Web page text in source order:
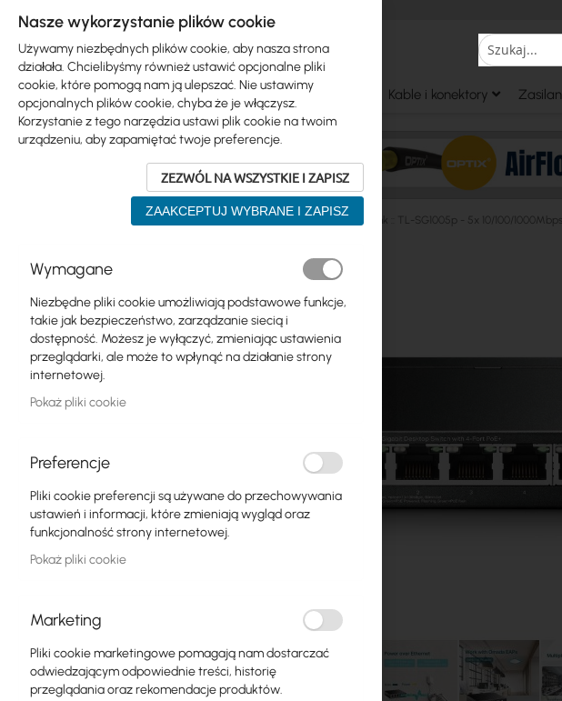
Search
Ubiquiti Mikrotik WiFi & SOHO Kable i konektory
TP-Link :: TL-SG1005p - 5x 10/100/
Skip
product
list
Ubiquiti
Mikrotik
WiFi & SOHO
Anteny
Switch
Punkty dostępowe
Kable koncentryczne
Zasilanie
GPON
Kable LAN
na
galerii
Nasze wykorzystanie plików cookie
Używamy niezbędnych plików cookie, aby nasza strona
działała. Chcielibyśmy również ustawić opcjonalne pliki
cookie, które pomogą nam ją ulepszać. Nie ustawimy
opcjonalnych plików cookie, chyba że je włączysz.
Korzystanie z tego narzędzia ustawi plik cookie na twoim
urządzeniu, aby zapamiętać twoje preferencje.
ZEZWÓL NA WSZYSTKIE I ZAPISZ
ZAAKCEPTUJ WYBRANE I ZAPISZ
Wymagane
Niezbędne pliki cookie umożliwiają podstawowe funkcje,
takie jak bezpieczeństwo, zarządzanie siecią i
dostępność. Możesz je wyłączyć, zmieniając ustawienia
przeglądarki, ale może to wpłynąć na działanie strony
internetowej.
Pokaż pliki cookie
Preferencje
Pliki cookie preferencji są używane do przechowywania
ustawień i informacji, które zmieniają wygląd oraz
funkcjonalność strony internetowej.
Pokaż pliki cookie
Marketing
Pliki cookie marketingowe pomagają nam dostarczać
odwiedzającym odpowiednie treści, historię
przeglądania oraz rekomendacje produktów.